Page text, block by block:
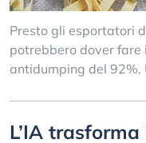
Presto gli esportatori
potrebbero dover fare
antidumping del 92%.
L’IA